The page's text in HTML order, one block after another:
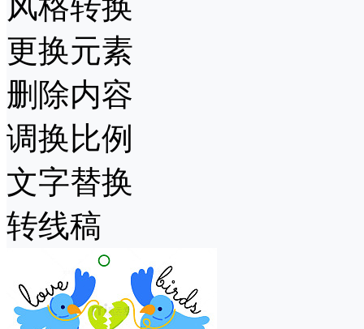
更换元素
删除内容
调换比例
文字替换
转线稿